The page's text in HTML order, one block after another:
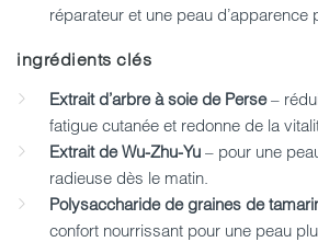
réparateur et une peau d’apparence
ingrédients clés
Extrait d’arbre à soie de Perse–
fatigue cutanée et redonne de la
Extrait de Wu-Zhu-Yu – pour une
radieuse dès le matin.
Polysaccharide de graines de
confort nourrissant pour une peau